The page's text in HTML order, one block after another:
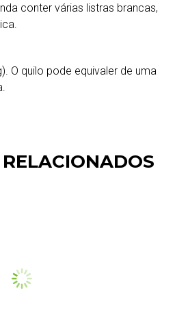
conter várias listras brancas,
O quilo pode equivaler de uma